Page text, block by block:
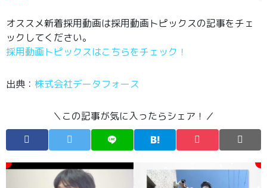
オススメ新着採用動画は採用動画トピックスの記事をチェ
ックしてください。
採用動画トピックスはこちらをチェック！
出典： 株式会社データフォース
＼この記事が気に入ったらシェア！／